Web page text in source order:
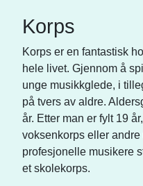
Korps
Korps er en fantastisk
hele livet. Gjennom å
unge musikkglede, i
på tvers av aldre.
år. Etter man er fylt 19
voksenkorps eller
profesjonelle musikere
et skolekorps.